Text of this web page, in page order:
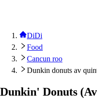
DiDi
Food
Cancun roo
Dunkin donuts av
Dunkin' Donuts (